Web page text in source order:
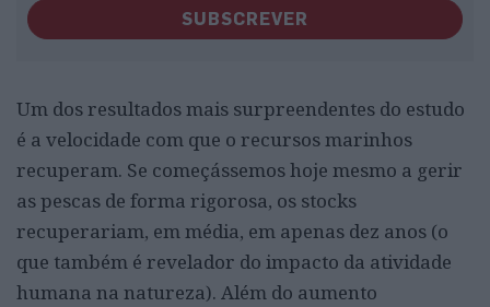
SUBSCREVER
Um dos resultados mais surpreendentes do estudo
é a velocidade com que o recursos marinhos
recuperam. Se começássemos hoje mesmo a gerir
as pescas de forma rigorosa, os stocks
recuperariam, em média, em apenas dez anos (o
que também é revelador do impacto da atividade
humana na natureza). Além do aumento